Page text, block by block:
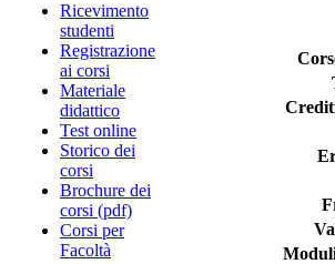
Ricevimento
studenti
Registrazione
ai corsi
Materiale
didattico
Test online
Storico dei
corsi
Brochure dei
corsi (pdf)
Corsi per
Facoltà